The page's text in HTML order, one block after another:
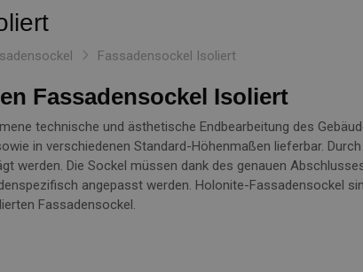
Verfahren
Bestellmethode
Über uns
Unser Produkt
Fassade & Ausbau
Außentürschwellen
Laibungen
Schwellen
Fassadensockel Isoliert
Fassadensockel Isoliert
technische und ästhetische Endbearbeitung des
in verschiedenen Standard-Höhenmaßen lieferbar.
werden. Die Sockel müssen dank des genauen
angepasst werden. Holonite-Fassadensockel
Fassadensockel.